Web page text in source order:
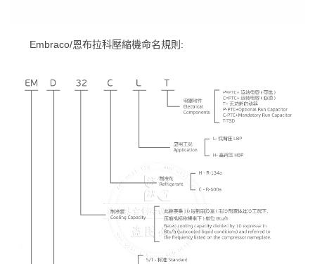
Embraco/恩布拉科壓縮機命名規則: